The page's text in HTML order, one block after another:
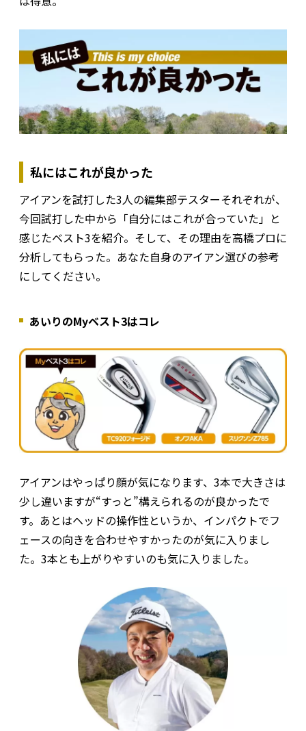
私にはこれが良かった
アイアンを試打した3人の編集部テスターそれぞれが、
今回試打した中から「自分にはこれが合っていた」と
感じたベスト3を紹介。そして、その理由を高橋プロに
分析してもらった。あなた自身のアイアン選びの参考
にしてください。
あいりのMyベスト3はコレ
アイアンはやっぱり顔が気になります、3本で大きさは
少し違いますが“すっと”構えられるのが良かったで
す。あとはヘッドの操作性というか、インパクトでフ
ェースの向きを合わせやすかったのが気に入りまし
た。3本とも上がりやすいのも気に入りました。